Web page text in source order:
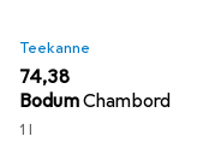
Teekanne
EUR
74,38
BodumChambord
1 l